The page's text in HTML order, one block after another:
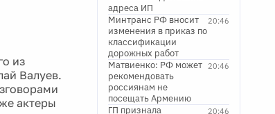
из
Валуев.
актеры
адреса ИП
20:46
Минтранс РФ вносит
изменения в приказ по
классификации
дорожных работ
20:46
Матвиенко: РФ может
рекомендовать
россиянам не
посещать Армению
20:46
ГП признала